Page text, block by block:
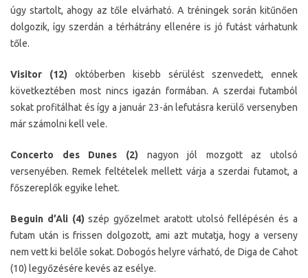
úgy startolt, ahogy az tőle elvárható. A tréningek során kitűnően
dolgozik, így szerdán a térhátrány ellenére is jó futást várhatunk
tőle.
Visitor (12) októberben kisebb sérülést szenvedett, ennek
következtében most nincs igazán formában. A szerdai futamból
sokat profitálhat és így a január 23-án lefutásra kerülő versenyben
már számolni kell vele.
Concerto des Dunes (2) nagyon jól mozgott az utolsó
versenyében. Remek feltételek mellett várja a szerdai futamot, a
főszereplők egyike lehet.
Beguin d’Ali (4) szép győzelmet aratott utolsó fellépésén és a
futam után is frissen dolgozott, ami azt mutatja, hogy a verseny
nem vett ki belőle sokat. Dobogós helyre várható, de Diga de Cahot
(10) legyőzésére kevés az esélye.